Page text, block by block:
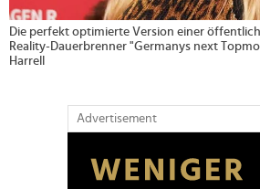
Die perfekt optimierte Version einer
Reality-Dauerbrenner "Germanys next
Harrell
Advertisement